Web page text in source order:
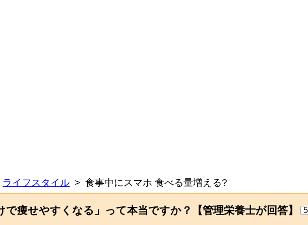
ライフスタイル 食事中にスマホ 食べる量増える?
痩せやすくなる」って本当ですか？【管理栄養士が回答】